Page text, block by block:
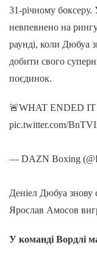
31-річному
невпевнено на
раунді, коли Дюбуа
добити свого
поєдинок.
🚨WHAT ENDED
pic.twitter.com/
— DAZN Boxing
Деніел Дюбуа знову
Ярослав Амосов
У команді Вордлі